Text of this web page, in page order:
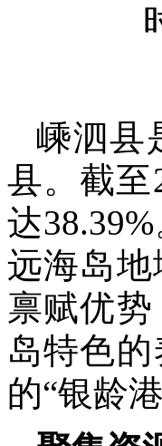
嵊泗县
县。截至
达
远海岛
禀赋优
岛特色
的“银龄港